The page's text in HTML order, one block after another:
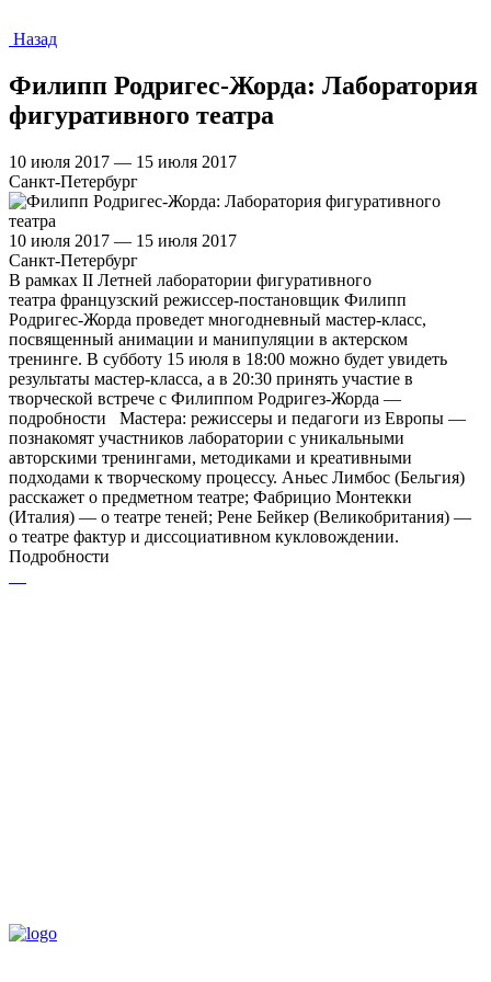
Назад
Филипп Родригес-Жорда: Лаборатория
фигуративного театра
10 июля 2017 — 15 июля 2017
Санкт-Петербург
10 июля 2017 — 15 июля 2017
Санкт-Петербург
В рамках II Летней лаборатории фигуративного
театра французский режиссер-постановщик Филипп
Родригес-Жорда проведет многодневный мастер-класс,
посвященный анимации и манипуляции в актерском
тренинге. В субботу 15 июля в 18:00 можно будет увидеть
результаты мастер-класса, а в 20:30 принять участие в
творческой встрече с Филиппом Родригез-Жорда —
подробности Мастера: режиссеры и педагоги из Европы —
познакомят участников лаборатории с уникальными
авторскими тренингами, методиками и креативными
подходами к творческому процессу. Аньес Лимбос (Бельгия)
расскажет о предметном театре; Фабрицио Монтекки
(Италия) — о театре теней; Рене Бейкер (Великобритания) —
о театре фактур и диссоциативном кукловождении.
Подробности